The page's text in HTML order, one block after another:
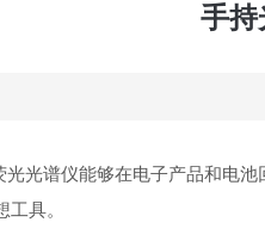
手持
光光谱仪能够在电子产品和电
具。